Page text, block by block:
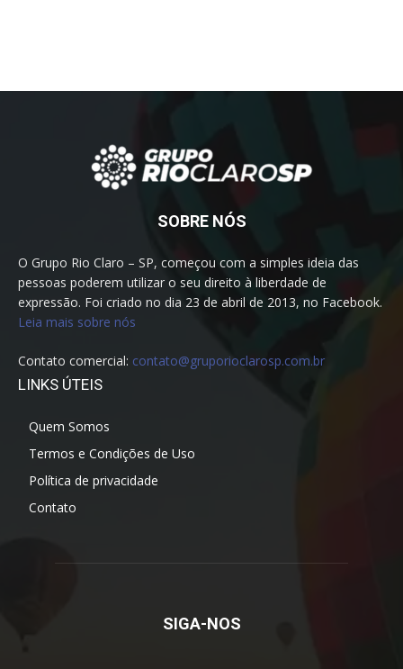
SOBRE NÓS
O Grupo Rio Claro – SP, começou com a simples ideia das
pessoas poderem utilizar o seu direito à liberdade de
expressão. Foi criado no dia 23 de abril de 2013, no Facebook.
Leia mais sobre nós
Contato comercial: contato@gruporioclarosp.com.br
LINKS ÚTEIS
Quem Somos
Termos e Condições de Uso
Política de privacidade
Contato
SIGA-NOS